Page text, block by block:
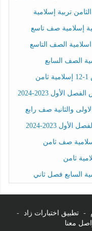
تربية إسلامية
إسلامية صف تاسع
الصف السابع
2023-2024
والثانية صف رابع
2023-2024
صف ثامن
ثامن
السابع فصل ثاني
- تطبيق اختبارات زاد
-
معنا